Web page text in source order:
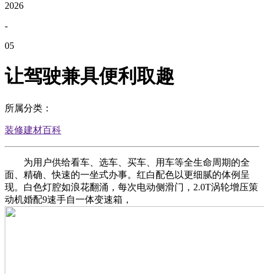
2026
-
05
让驾驶兼具便利取趣
所属分类：
装修建材百科
为用户供给看车、选车、买车、用车等全生命周期的全
面、精确、快速的一坐式办事。红白配色以更细腻的体例呈
现。白色灯腔如浪花翻涌，每次电动侧滑门，2.0T涡轮增压策
动机婚配9速手自一体变速箱，